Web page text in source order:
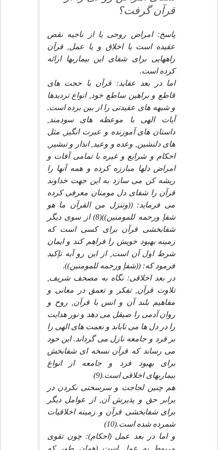
قرآن گرفت؟
پاسخ: امراض روحى يا از ناحيه نقص
عقيده است يا اخلاق و يا عمل, قرآن
راههايى براى شفاى اين بيمارىها ارائه
كرده است.
اما در بعد عقايد: قرآن با حجت هاى
قاطع و براهين ساطع خود, انواع ترديدها
و شبهه هاى عقيدتى را از بين برده است.
آيات الهى با موعظه هاى سودمند,
داستان هاى آموزنده و عبرت انگيز, مثل
هاى دلنشين, وعده و وعيد, انذار و تبشير,
احكام و شرايع و غيره با تمامى آفات و
امراض دلها مبارزه كرده و همه آنها را
ريشه كن مى سازد به اين جهت خداوند
قرآن را شفاى دل مومنان معرفى كرده
مى فرمايد: ((وننزل من القرآن ما هو
شفإ ورحمه للمومنين))(8) از سوى ديگر
شفابخشى قرآن براى كسى است كه
زمينه بهبود خويش را فراهم كند و ايمان
شرط اول آن است, از اين رو آيه تإكيد
فرمود كه: ((شفإ ورحمه للمومنين)).
در بعد اخلاقى: نگاه به مصحف شريف,
تلاوت قرآن, تفكر و تعمق در معانى و
مفاهيم بلند آن و انس با قرآن, روح و
روان آدمى را صيقل مى دهد و نور هدايت
را در دل ها مى تاباند و نعمت هاى الهى را
بر فرد و جامعه نازل مى گرداند. اين خود
مى رساند كه قرآن نسخه اى شفابخش
براى بهبود فرد و جامعه از انواع
بيمارىهاى اخلاقى است.(9)
هم چنين لجاجت و سرسختى نكردن در
برابر حق و پذيرش آن, از عوامل ديگر
براى شفابخشى قرآن و زمينه اخلاقيات
شمرده شده است.(10)
و اما در بعد عمل (احكام): چون تقوى